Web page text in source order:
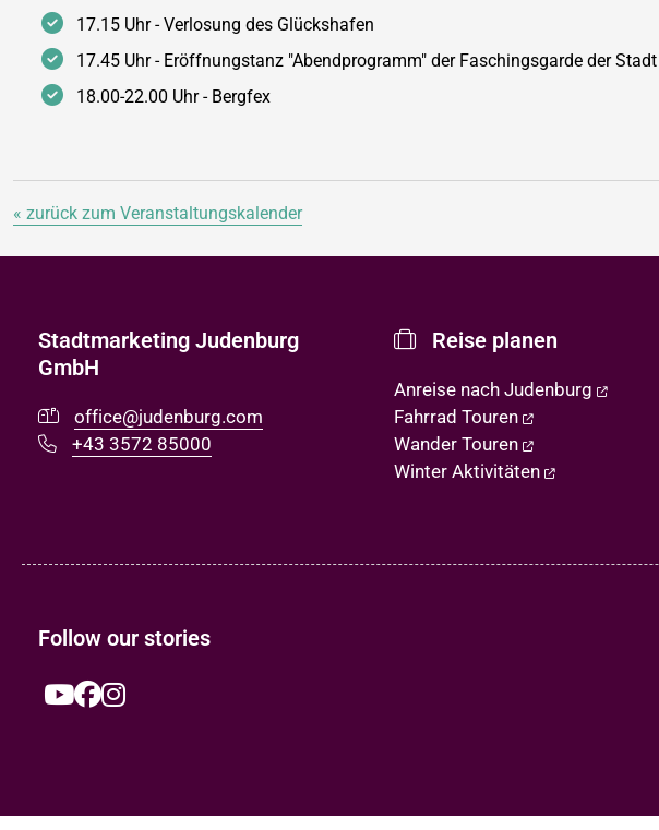
17.15 Uhr - Verlosung des Glückshafen
17.45 Uhr - Eröffnungstanz "Abendprogramm" der Faschingsgarde der
18.00-22.00 Uhr - Bergfex
« zurück zum Veranstaltungskalender
Stadtmarketing Judenburg
GmbH
office@judenburg.com
+43 3572 85000
Reise planen
Anreise nach Judenburg
Fahrrad Touren
Wander Touren
Winter Aktivitäten
Follow our stories